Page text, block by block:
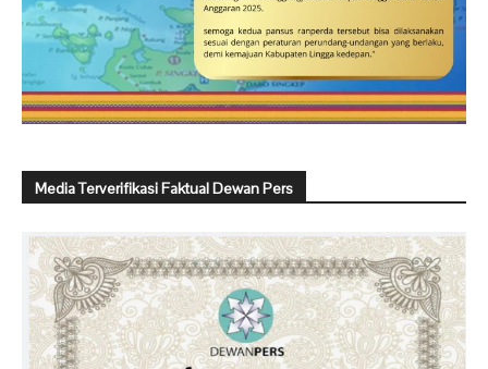
Media Terverifikasi Faktual Dewan Pers